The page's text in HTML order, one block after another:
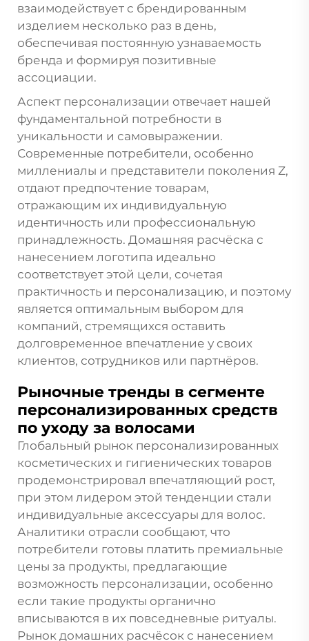
взаимодействует с брендированным
изделием несколько раз в день,
обеспечивая постоянную узнаваемость
бренда и формируя позитивные
ассоциации.
Аспект персонализации отвечает нашей
фундаментальной потребности в
уникальности и самовыражении.
Современные потребители, особенно
миллениалы и представители поколения Z,
отдают предпочтение товарам,
отражающим их индивидуальную
идентичность или профессиональную
принадлежность. Домашняя расчёска с
нанесением логотипа идеально
соответствует этой цели, сочетая
практичность и персонализацию, и поэтому
является оптимальным выбором для
компаний, стремящихся оставить
долговременное впечатление у своих
клиентов, сотрудников или партнёров.
Рыночные тренды в сегменте
персонализированных средств
по уходу за волосами
Глобальный рынок персонализированных
косметических и гигиенических товаров
продемонстрировал впечатляющий рост,
при этом лидером этой тенденции стали
индивидуальные аксессуары для волос.
Аналитики отрасли сообщают, что
потребители готовы платить премиальные
цены за продукты, предлагающие
возможность персонализации, особенно
если такие продукты органично
вписываются в их повседневные ритуалы.
Рынок домашних расчёсок с нанесением